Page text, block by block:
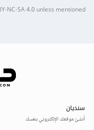
NC-SA 4.0unless mentioned